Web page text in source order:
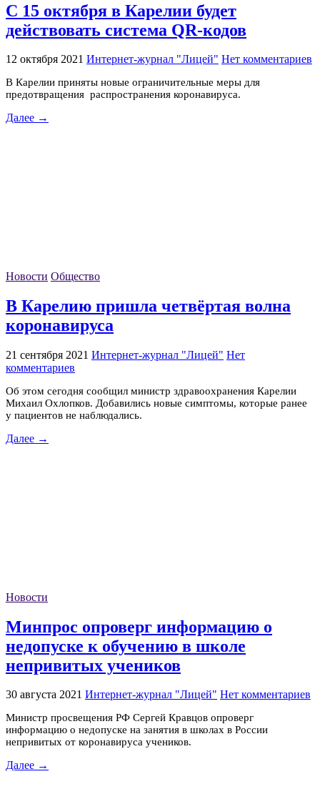
С 15 октября в Карелии будет
действовать система QR-кодов
12 октября 2021 Интернет-журнал "Лицей" Нет комментариев
В Карелии приняты новые ограничительные меры для
предотвращения распространения коронавируса.
Далее →
Новости Общество
В Карелию пришла четвёртая волна
коронавируса
21 сентября 2021 Интернет-журнал "Лицей" Нет
комментариев
Об этом сегодня сообщил министр здравоохранения Карелии
Михаил Охлопков. Добавились новые симптомы, которые ранее
у пациентов не наблюдались.
Далее →
Новости
Минпрос опроверг информацию о
недопуске к обучению в школе
непривитых учеников
30 августа 2021 Интернет-журнал "Лицей" Нет комментариев
Министр просвещения РФ Сергей Кравцов опроверг
информацию о недопуске на занятия в школах в России
непривитых от коронавируса учеников.
Далее →